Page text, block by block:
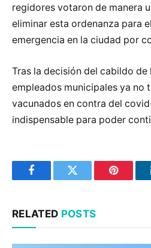
regidores votaron de manera
eliminar esta ordenanza para
emergencia en la ciudad por
Tras la decisión del cabildo de
empleados municipales ya no
vacunados en contra del
indispensable para poder
FacebookTwitter Pinterest
RELATED POSTS